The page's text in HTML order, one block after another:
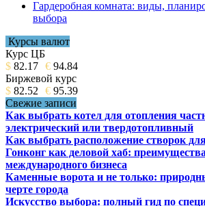
Гардеробная комната: виды,
выбора
Курсы валют
Курс ЦБ
$ 82.17 € 94.84
Биржевой курс
$ 82.52 € 95.39
Свежие записи
Как выбрать котел для отопления
электрический или твердотопливный
Как выбрать расположение створок
Гонконг как деловой хаб:
международного бизнеса
Каменные ворота и не только:
черте города
Искусство выбора: полный гид по